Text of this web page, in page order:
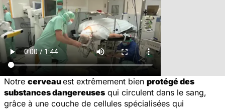
Notre cerveauest extrêmement bien protégé des
substances dangereuses qui circulent dans le sang,
grâce à une couche de cellules spécialisées qui